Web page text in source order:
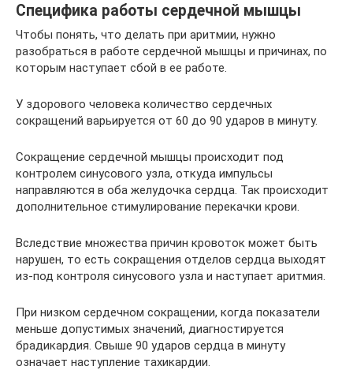
Специфика работы сердечной мышцы
Чтобы понять, что делать при аритмии, нужно
разобраться в работе сердечной мышцы и причинах, по
которым наступает сбой в ее работе.
У здорового человека количество сердечных
сокращений варьируется от 60 до 90 ударов в минуту.
Сокращение сердечной мышцы происходит под
контролем синусового узла, откуда импульсы
направляются в оба желудочка сердца. Так происходит
дополнительное стимулирование перекачки крови.
Вследствие множества причин кровоток может быть
нарушен, то есть сокращения отделов сердца выходят
из-под контроля синусового узла и наступает аритмия.
При низком сердечном сокращении, когда показатели
меньше допустимых значений, диагностируется
брадикардия. Свыше 90 ударов сердца в минуту
означает наступление тахикардии.